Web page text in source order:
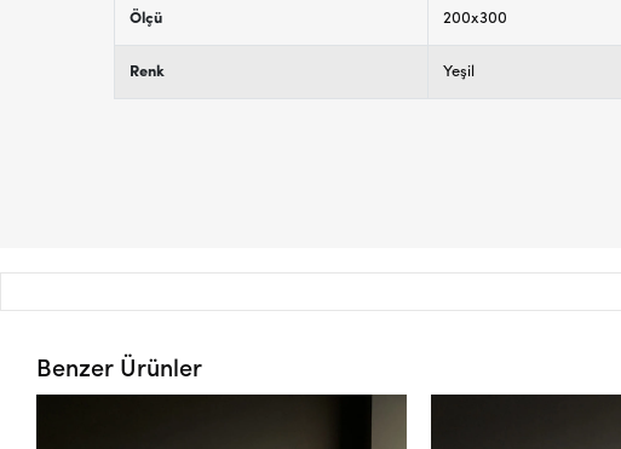
Ölçü 200x300
Renk Yeşil
Benzer Ürünler